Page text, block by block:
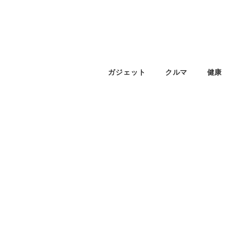
ガジェット クルマ 健康